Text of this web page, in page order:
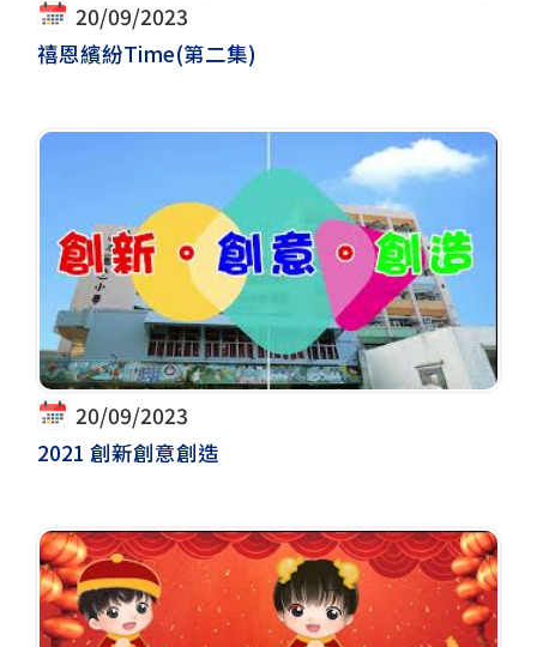
20/09/2023
禧恩繽紛Time(第二集)
20/09/2023
2021 創新創意創造